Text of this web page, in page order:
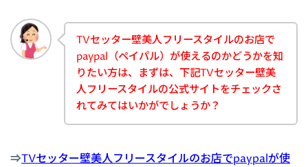
TVセッター壁美人フリースタイルのお店で
paypal（ペイパル）が使えるのかどうかを知
りたい方は、まずは、下記TVセッター壁美
人フリースタイルの公式サイトをチェックさ
れてみてはいかがでしょうか？
⇒TVセッター壁美人フリースタイルのお店でpaypalが使